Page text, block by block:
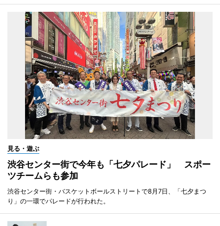
見る・遊ぶ
渋谷センター街で今年も「七夕パレード」 スポー
ツチームらも参加
渋谷センター街・バスケットボールストリートで8月7日、「七夕まつ
り」の一環でパレードが行われた。